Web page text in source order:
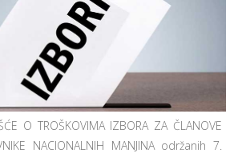
O TROŠKOVIMA IZBORA ZA ČLANOVE
NACIONALNIH MANJINA održanih 7.